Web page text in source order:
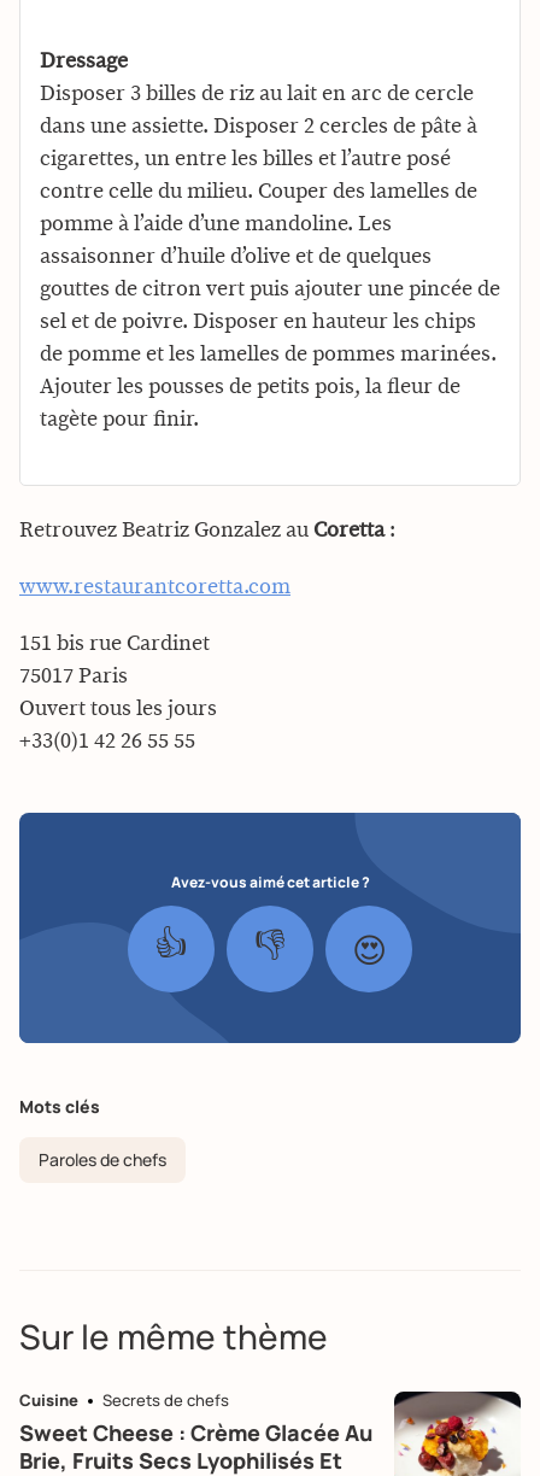
Dressage
Disposer 3 billes de riz au lait en arc de cercle
dans une assiette. Disposer 2 cercles de pâte à
cigarettes, un entre les billes et l’autre posé
contre celle du milieu. Couper des lamelles de
pomme à l’aide d’une mandoline. Les
assaisonner d’huile d’olive et de quelques
gouttes de citron vert puis ajouter une pincée de
sel et de poivre. Disposer en hauteur les chips
de pomme et les lamelles de pommes marinées.
Ajouter les pousses de petits pois, la fleur de
tagète pour finir.
Retrouvez Beatriz Gonzalez au Coretta:
www.restaurantcoretta.com
151 bis rue Cardinet
75017 Paris
Ouvert tous les jours
+33(0)1 42 26 55 55
Avez-vous aimé cet article ?
👍 👎 😍
Mots clés
Paroles de chefs
Sur le même thème
Cuisine Secrets de chefs
Sweet Cheese : Crème Glacée Au
Brie, Fruits Secs Lyophilisés Et